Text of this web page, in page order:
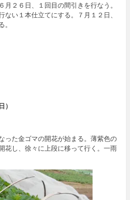
月２６日、１回目の間引きを行なう。
ない１本仕立てにする。７月１２日、
った金ゴマの開花が始まる。薄紫色の
花し、徐々に上段に移って行く。一雨